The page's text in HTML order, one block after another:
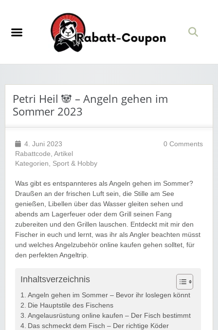
Petri Heil 🐼 – Angeln gehen im
Sommer 2023
4. Juni 2023
Rabattcode Artikel
Kategorien
Sport & Hobby
0 Comments
Was gibt es entspannteres als Angeln gehen im Sommer?
Draußen an der frischen Luft sein, die Stille am See
genießen, Libellen über das Wasser gleiten sehen und
abends am Lagerfeuer oder dem Grill seinen Fang
zubereiten und den Grillen lauschen. Entdeckt mit mir den
Fischer in euch und lernt, was ihr als Angler beachten müsst
und welches Angelzubehör online kaufen gehen solltet, für
den perfekten Angeltrip.
Inhaltsverzeichnis
Angeln gehen im Sommer – Bevor ihr loslegen könnt
Die Hauptstile des Fischens
Angelausrüstung online kaufen – Der Fisch bestimmt
Das schmeckt dem Fisch – Der richtige Köder